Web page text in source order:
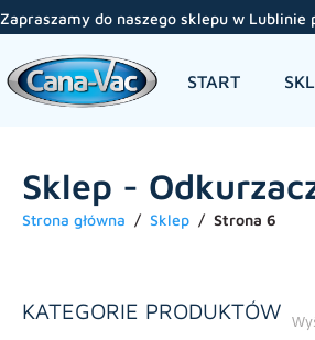
Zapraszamy do naszego sklepu w Lublinie
START
Sklep -
Strona główna Sklep Strona 6
KATEGORIE PRODUKTÓW